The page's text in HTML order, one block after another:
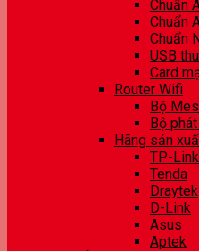
Chuẩn
Chuẩn
Chuẩn
USB
Card
Router Wifi
Bộ
Bộ
Hãng sản
TP-Link
Tenda
Draytek
D-Link
Asus
Aptek